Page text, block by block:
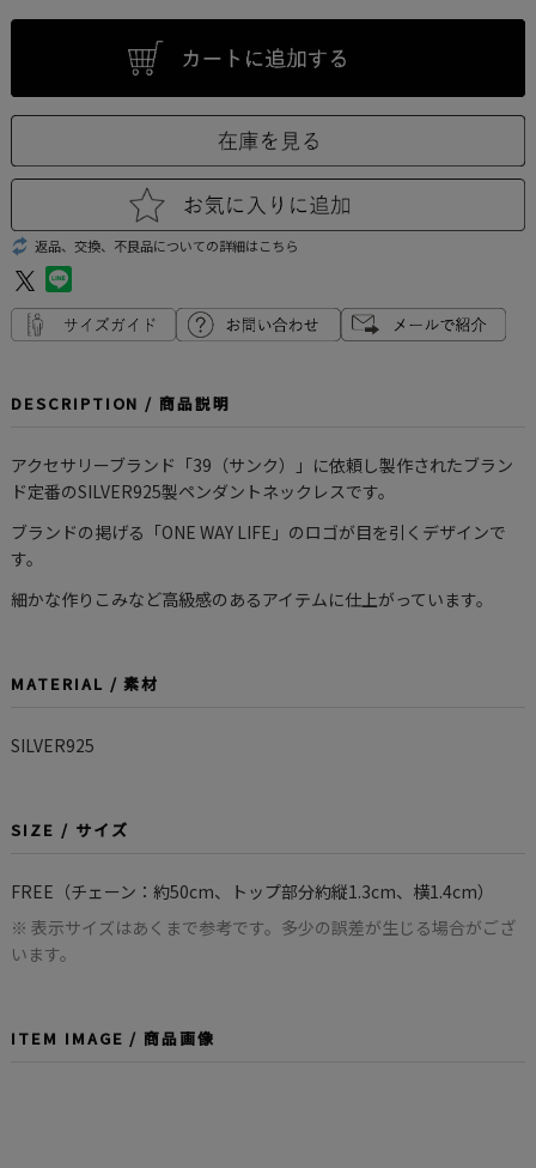
返品、交換、不良品についての詳細はこちら
DESCRIPTION / 商品説明
アクセサリーブランド「39（サンク）」に依頼し製作されたブラン
ド定番のSILVER925製ペンダントネックレスです。
ブランドの掲げる「ONE WAY LIFE」のロゴが目を引くデザインで
す。
細かな作りこみなど高級感のあるアイテムに仕上がっています。
MATERIAL / 素材
SILVER925
SIZE / サイズ
FREE（チェーン：約50cm、トップ部分約縦1.3cm、横1.4cm）
※ 表示サイズはあくまで参考です。多少の誤差が生じる場合がござ
います。
ITEM IMAGE / 商品画像